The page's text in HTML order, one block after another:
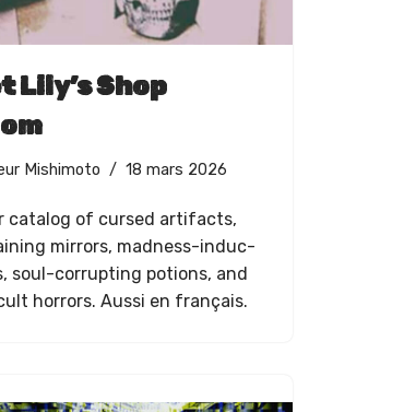
Lily’s Shop
Mishimoto 18 mars 2026
cat­a­log of cursed arti­facts,
mir­rors, mad­ness-induc­
soul-cor­rupt­ing potions, and
hor­rors. Aus­si en français.